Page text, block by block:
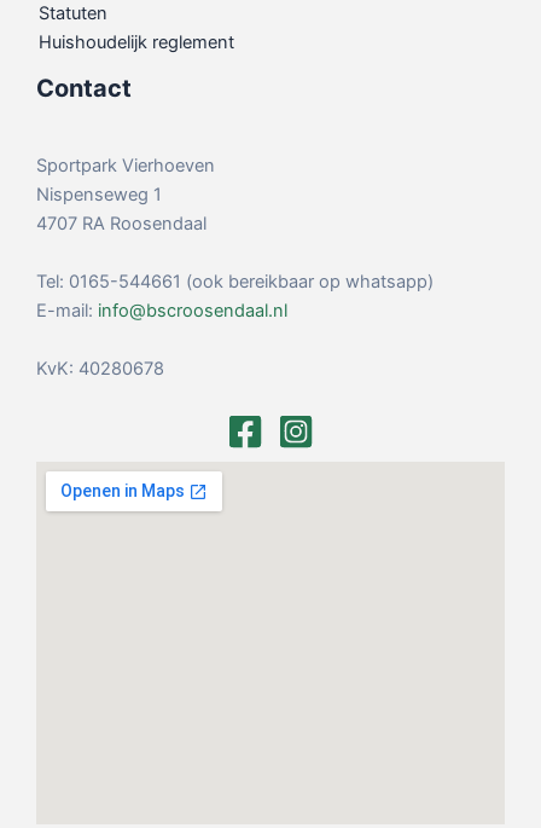
Statuten
Huishoudelijk reglement
Contact
Sportpark Vierhoeven
Nispenseweg 1
4707 RA Roosendaal
Tel: 0165-544661 (ook bereikbaar op whatsapp)
E-mail: info@bscroosendaal.nl
KvK: 40280678